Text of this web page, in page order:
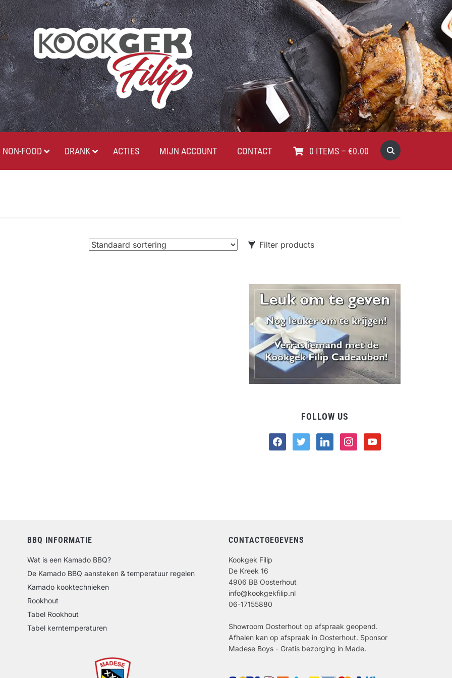
NON-FOOD DRANK ACTIES MIJN ACCOUNT CONTACT 0 ITEMS – €0.00
Filter products
Food
Drank
Non-food
FOLLOW US
facebooktwitter linkedininstagramyoutube
BBQ INFORMATIE
Wat is een Kamado BBQ?
De Kamado BBQ aansteken & temperatuur regelen
Kamado kooktechnieken
Rookhout
Tabel Rookhout
Tabel kerntemperaturen
CONTACTGEGEVENS
Kookgek Filip
De Kreek 16
4906 BB Oosterhout
info@kookgekfilip.nl
06-17155880
Showroom Oosterhout op afspraak geopend.
Afhalen kan op afspraak in Oosterhout. Sponsor
Madese Boys - Gratis bezorging in Made.